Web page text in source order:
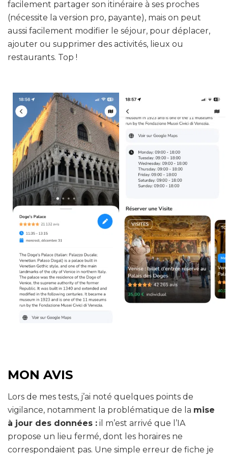
facilement partager son itinéraire à ses proches
(nécessite la version pro, payante), mais on peut
aussi facilement modifier le séjour, pour déplacer,
ajouter ou supprimer des activités, lieux ou
restaurants. Top !
MON AVIS
Lors de mes tests, j’ai noté quelques points de
vigilance, notamment la problématique de la mise
à jour des données : il m’est arrivé que l’IA
propose un lieu fermé, dont les horaires ne
correspondaient pas. Une simple erreur de fiche je